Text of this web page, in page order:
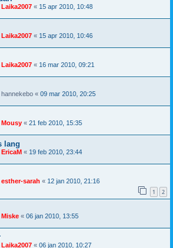
Laika2007 « 15 apr 2010, 10:48
Laika2007 « 15 apr 2010, 10:46
Laika2007 « 16 mar 2010, 09:21
hannekebo « 09 mar 2010, 20:25
Mousy « 21 feb 2010, 15:35
lang
EricaM « 19 feb 2010, 23:44
esther-sarah « 12 jan 2010, 21:16
1 2
Miske « 06 jan 2010, 13:55
Laika2007 « 06 jan 2010, 10:27